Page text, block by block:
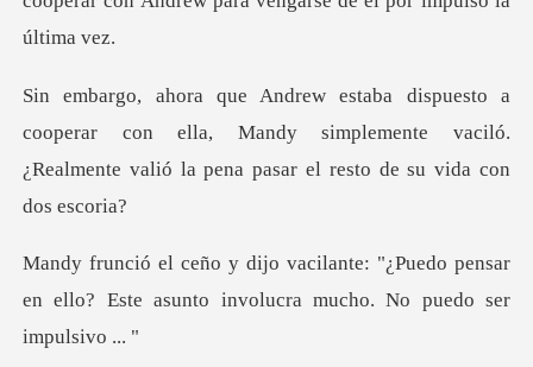
rar con ella, Mandy simplemente vaciló.
¿Realmente val
"¿Puedo pensar
en ello? Este asunto invo